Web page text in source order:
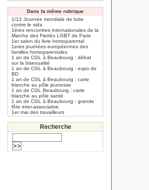
Dans la même rubrique
1/12 Journée mondiale de lutte
contre le sida
1ères rencontres internationales de la
Marche des Fiertés LGBT de Paris
1er salon du livre homoparental
1eres journées européennes des
familles homoparentales
1 an de CGL à Beaubourg : débat
sur la bisexualité
1 an de CGL à Beaubourg : expo de
BD
1 an de CGL à Beaubourg : carte
blanche au pôle jeunesse
1 an de CGL Beaubourg : carte
blanche au pôle santé
1 an de CGL à Beaubourg : grande
fête inter-associative
1er mai des travailleurs
Recherche